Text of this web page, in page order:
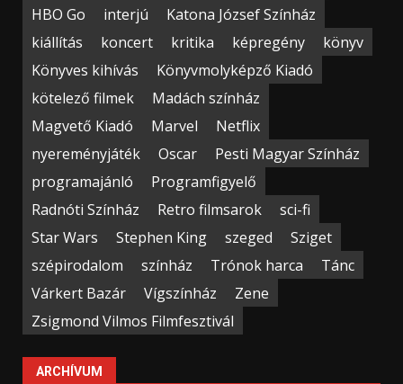
HBO Go
interjú
Katona József Színház
kiállítás
koncert kritika képregény
könyv
Könyves kihívás
Könyvmolyképző Kiadó
kötelező filmek
Madách színház
Magvető Kiadó
Marvel
Netflix
nyereményjáték
Oscar
Pesti Magyar Színház
programajánló
Programfigyelő
Radnóti Színház
Retro filmsarok
sci-fi
Star Wars
Stephen King szeged
Sziget
szépirodalom
színház Trónok harca
Tánc
Várkert Bazár
Vígszínház
Zene
Zsigmond Vilmos Filmfesztivál
ARCHÍVUM